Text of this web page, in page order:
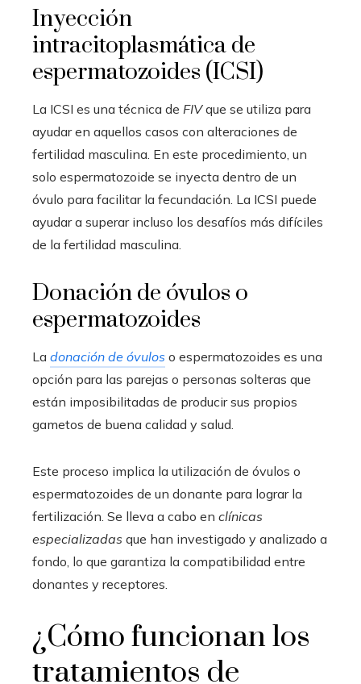
Inyección
intracitoplasmática de
espermatozoides (ICSI)
La ICSI es una técnica de FIVque se utiliza para
ayudar en aquellos casos con alteraciones de
fertilidad masculina. En este procedimiento, un
solo espermatozoide se inyecta dentro de un
óvulo para facilitar la fecundación. La ICSI puede
ayudar a superar incluso los desafíos más difíciles
de la fertilidad masculina.
Donación de óvulos o
espermatozoides
La donación de óvulos o espermatozoides es una
opción para las parejas o personas solteras que
están imposibilitadas de producir sus propios
gametos de buena calidad y salud.
Este proceso implica la utilización de óvulos o
espermatozoides de un donante para lograr la
fertilización. Se lleva a cabo en clínicas
especializadas que han investigado y analizado a
fondo, lo que garantiza la compatibilidad entre
donantes y receptores.
¿Cómo funcionan los
tratamientos de